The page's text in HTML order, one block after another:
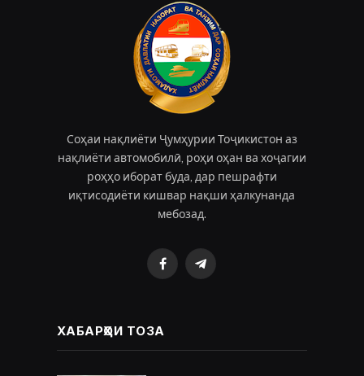
Соҳаи нақлиёти Ҷумҳурии Тоҷикистон аз
нақлиёти автомобилӣ, роҳи оҳан ва хоҷагии
роҳҳо иборат буда, дар пешрафти
иқтисодиёти кишвар нақши ҳалкунанда
мебозад.
FacebookTelegram
ХАБАРҲОИ ТОЗА